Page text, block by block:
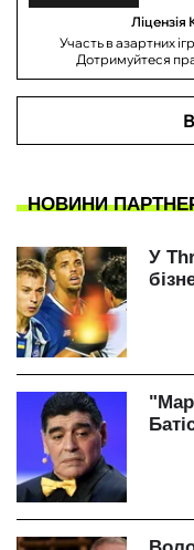
Участь в азартних
Дотримуйтеся